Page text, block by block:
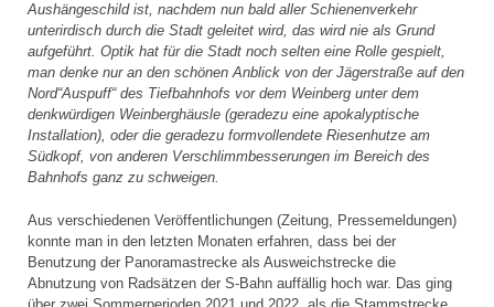
Aushängeschild ist, nachdem nun bald aller Schienenverkehr
unterirdisch durch die Stadt geleitet wird, das wird nie als Grund
aufgeführt. Optik hat für die Stadt noch selten eine Rolle gespielt,
man denke nur an den schönen Anblick von der Jägerstraße auf den
Nord“Auspuff“ des Tiefbahnhofs vor dem Weinberg unter dem
denkwürdigen Weinberghäusle (geradezu eine apokalyptische
Installation), oder die geradezu formvollendete Riesenhutze am
Südkopf, von anderen Verschlimmbesserungen im Bereich des
Bahnhofs ganz zu schweigen.
Aus verschiedenen Veröffentlichungen (Zeitung, Pressemeldungen)
konnte man in den letzten Monaten erfahren, dass bei der
Benutzung der Panoramastrecke als Ausweichstrecke die
Abnutzung von Radsätzen der S-Bahn auffällig hoch war. Das ging